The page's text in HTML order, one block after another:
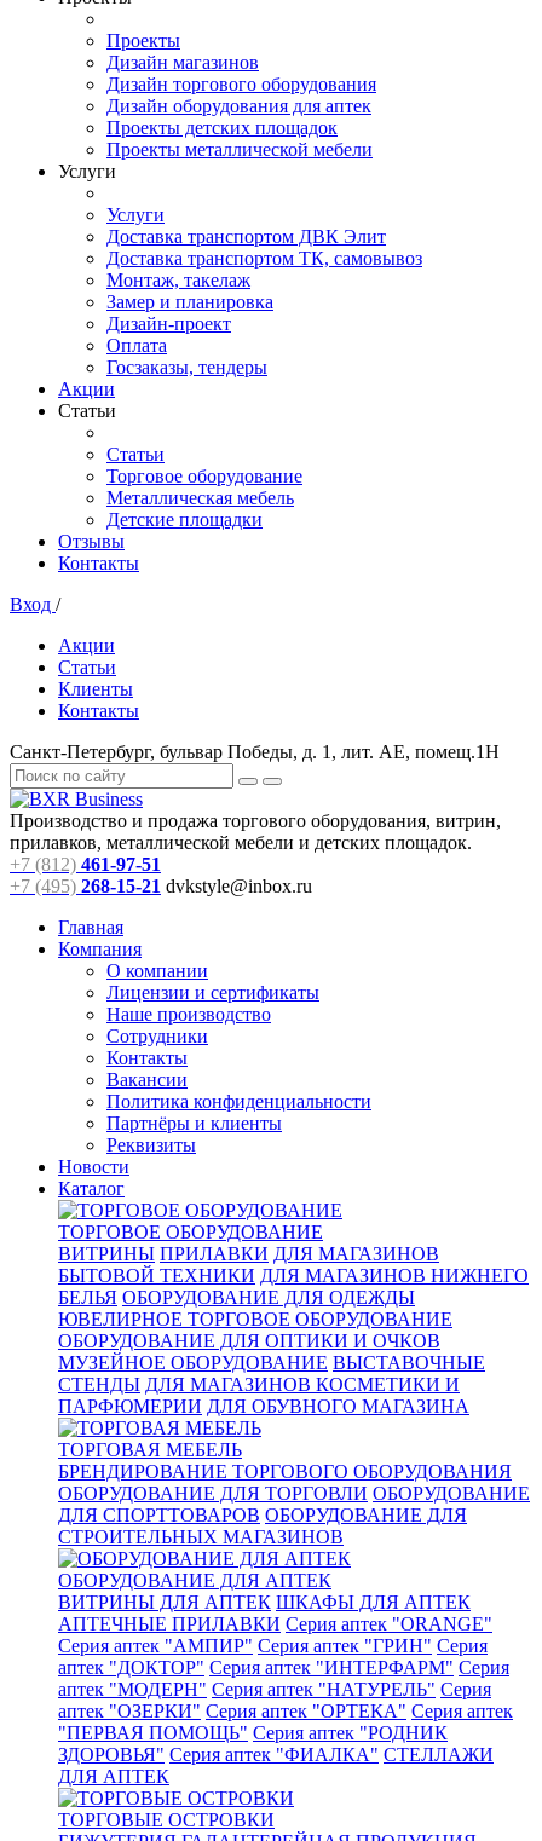
Проекты
Дизайн магазинов
Дизайн торгового оборудования
Дизайн оборудования для аптек
Проекты детских площадок
Проекты металлической мебели
Услуги
Услуги
Доставка транспортом ДВК Элит
Доставка транспортом ТК, самовывоз
Монтаж, такелаж
Замер и планировка
Дизайн-проект
Оплата
Госзаказы, тендеры
Акции
Статьи
Статьи
Торговое оборудование
Металлическая мебель
Детские площадки
Отзывы
Контакты
Вход /
Акции
Статьи
Клиенты
Контакты
Санкт-Петербург, бульвар Победы, д. 1, лит. АЕ, помещ.1Н
Производство и продажа торгового оборудования, витрин,
прилавков, металлической мебели и детских площадок.
+7 (812) 461-97-51
+7 (495) 268-15-21 dvkstyle@inbox.ru
Главная
Компания
О компании
Лицензии и сертификаты
Наше производство
Сотрудники
Контакты
Вакансии
Политика конфиденциальности
Партнёры и клиенты
Реквизиты
Новости
Каталог
ТОРГОВОЕ ОБОРУДОВАНИЕ
ВИТРИНЫ ПРИЛАВКИ ДЛЯ МАГАЗИНОВ
БЫТОВОЙ ТЕХНИКИ ДЛЯ МАГАЗИНОВ НИЖНЕГО
БЕЛЬЯ ОБОРУДОВАНИЕ ДЛЯ ОДЕЖДЫ
ЮВЕЛИРНОЕ ТОРГОВОЕ ОБОРУДОВАНИЕ
ОБОРУДОВАНИЕ ДЛЯ ОПТИКИ И ОЧКОВ
МУЗЕЙНОЕ ОБОРУДОВАНИЕ ВЫСТАВОЧНЫЕ
СТЕНДЫ ДЛЯ МАГАЗИНОВ КОСМЕТИКИ И
ПАРФЮМЕРИИ ДЛЯ ОБУВНОГО МАГАЗИНА
ТОРГОВАЯ МЕБЕЛЬ
БРЕНДИРОВАНИЕ ТОРГОВОГО ОБОРУДОВАНИЯ
ОБОРУДОВАНИЕ ДЛЯ ТОРГОВЛИ ОБОРУДОВАНИЕ
ДЛЯ СПОРТТОВАРОВ ОБОРУДОВАНИЕ ДЛЯ
СТРОИТЕЛЬНЫХ МАГАЗИНОВ
ОБОРУДОВАНИЕ ДЛЯ АПТЕК
ВИТРИНЫ ДЛЯ АПТЕК ШКАФЫ ДЛЯ АПТЕК
АПТЕЧНЫЕ ПРИЛАВКИ Серия аптек "ORANGE"
Серия аптек "АМПИР" Серия аптек "ГРИН" Серия
аптек "ДОКТОР" Серия аптек "ИНТЕРФАРМ" Серия
аптек "МОДЕРН" Серия аптек "НАТУРЕЛЬ" Серия
аптек "ОЗЕРКИ" Серия аптек "ОРТЕКА" Серия аптек
"ПЕРВАЯ ПОМОЩЬ" Серия аптек "РОДНИК
ЗДОРОВЬЯ" Серия аптек "ФИАЛКА" СТЕЛЛАЖИ
ДЛЯ АПТЕК
ТОРГОВЫЕ ОСТРОВКИ